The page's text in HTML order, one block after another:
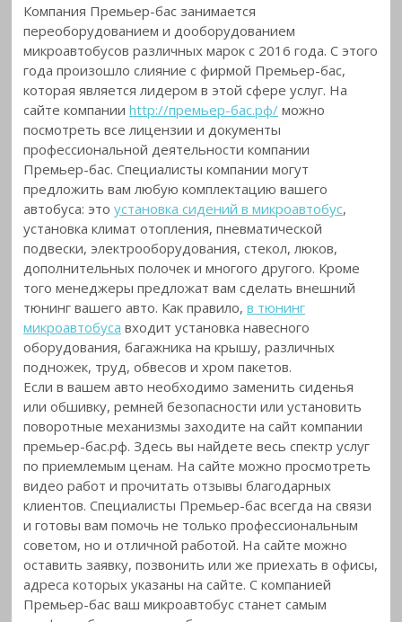
Компания Премьер-бас занимается
переоборудованием и дооборудованием
микроавтобусов различных марок с 2016 года. С этого
года произошло слияние с фирмой Премьер-бас,
которая является лидером в этой сфере услуг. На
сайте компанииhttp://премьер-бас.рф/ можно
посмотреть все лицензии и документы
профессиональной деятельности компании
Премьер-бас. Специалисты компании могут
предложить вам любую комплектацию вашего
автобуса: этоустановка сидений в микроавтобус,
установка климат отопления, пневматической
подвески, электрооборудования, стекол, люков,
дополнительных полочек и многого другого. Кроме
того менеджеры предложат вам сделать внешний
тюнинг вашего авто. Как правило,в тюнинг
микроавтобуса входит установка навесного
оборудования, багажника на крышу, различных
подножек, труд, обвесов и хром пакетов.
Если в вашем авто необходимо заменить сиденья
или обшивку, ремней безопасности или установить
поворотные механизмы заходите на сайт компании
премьер-бас.рф. Здесь вы найдете весь спектр услуг
по приемлемым ценам. На сайте можно просмотреть
видео работ и прочитать отзывы благодарных
клиентов. Специалисты Премьер-бас всегда на связи
и готовы вам помочь не только профессиональным
советом, но и отличной работой. На сайте можно
оставить заявку, позвонить или же приехать в офисы,
адреса которых указаны на сайте. С компанией
Премьер-бас ваш микроавтобус станет самым